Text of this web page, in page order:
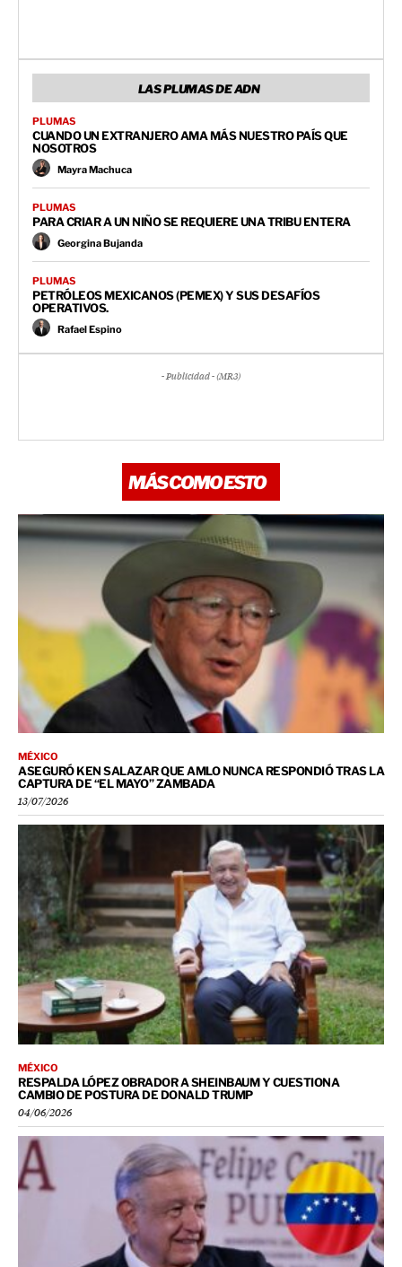
LAS PLUMAS DE ADN
PLUMAS
CUANDO UN EXTRANJERO AMA MÁS NUESTRO PAÍS QUE
NOSOTROS
Mayra Machuca
PLUMAS
PARA CRIAR A UN NIÑO SE REQUIERE UNA TRIBU ENTERA
Georgina Bujanda
PLUMAS
PETRÓLEOS MEXICANOS (PEMEX) Y SUS DESAFÍOS
OPERATIVOS.
Rafael Espino
- Publicidad - (MR3)
MÁS COMO ESTO
MÉXICO
ASEGURÓ KEN SALAZAR QUE AMLO NUNCA RESPONDIÓ TRAS LA
CAPTURA DE “EL MAYO” ZAMBADA
13/07/2026
MÉXICO
RESPALDA LÓPEZ OBRADOR A SHEINBAUM Y CUESTIONA
CAMBIO DE POSTURA DE DONALD TRUMP
04/06/2026